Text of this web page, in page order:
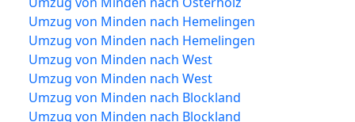
Umzug von Minden nach Hemelingen
Umzug von Minden nach Hemelingen
Umzug von Minden nach West
Umzug von Minden nach West
Umzug von Minden nach Blockland
Umzug von Minden nach Blockland